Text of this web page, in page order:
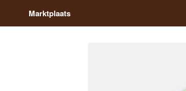
Marktplaats